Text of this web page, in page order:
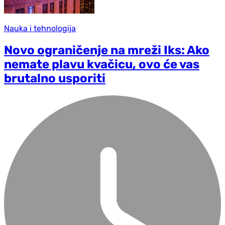
Nauka i tehnologija
Novo ograničenje na mreži Iks: Ako
nemate plavu kvačicu, ovo će vas
brutalno usporiti